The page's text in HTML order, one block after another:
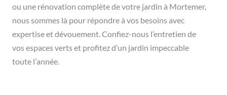
ou une rénovation complète de votre jardin à Mortemer,
nous sommes là pour répondre à vos besoins avec
expertise et dévouement. Confiez-nous l’entretien de
vos espaces verts et profitez d’un jardin impeccable
toute l’année.